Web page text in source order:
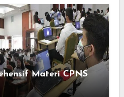
Materi CPNS